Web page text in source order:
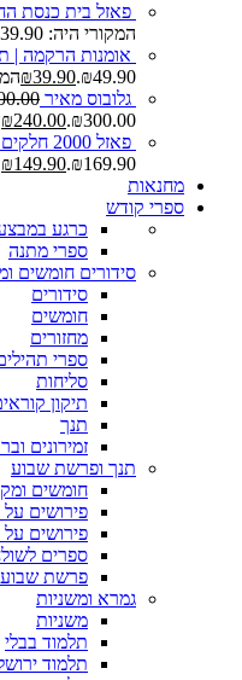
פאזל בית כנסת החורבה
המקורי היה: ₪39.90.
אומנות הרקמה |
₪49.90.
₪39.90
גלובוס מאיר
₪300.00.
₪240.00
פאזל 2000 חלקים בית כפרי
₪169.90.
₪149.90
מחנאות
ספרי קודש
כרגע
ספרי מתנה
סידורים חומשים
סידורים
חומשים
מחזורים
ספרי
סליחות
תיקון
תנך
זמירונים
תנך ופרשת שבוע
חומשים
פירושים
פירושים
ספרים
פרשת שבוע
גמרא ומשניות
משניות
תלמוד בבלי
תלמוד